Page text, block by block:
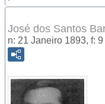
José dos Santos
n: 21 Janeiro 1893, f: